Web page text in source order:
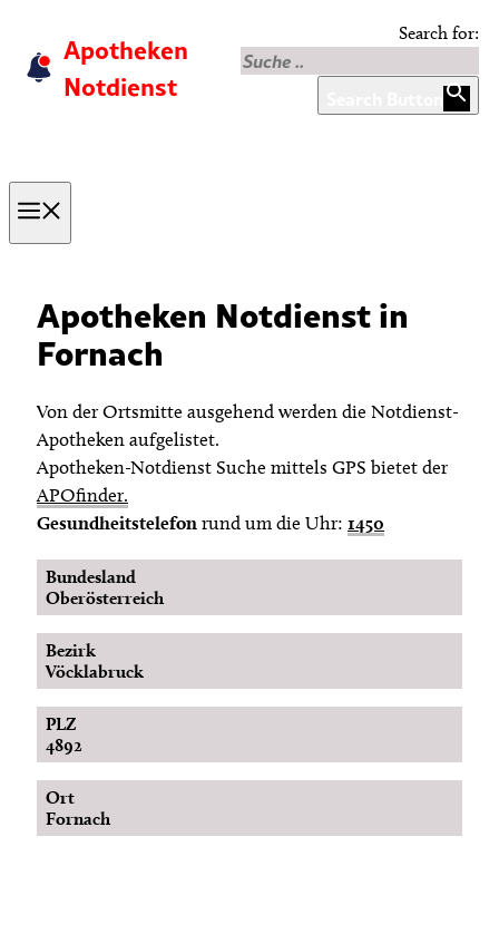
content
Apotheken
Notdienst
Search for:
Apotheken Notdienst in
Fornach
Von der Ortsmitte ausgehend werden die Notdienst-
Apotheken aufgelistet.
Apotheken-Notdienst Suche mittels GPS bietet der
APOfinder.
Gesundheitstelefon rund um die Uhr: 1450
Bundesland
Oberösterreich
Bezirk
Vöcklabruck
PLZ
4892
Ort
Fornach